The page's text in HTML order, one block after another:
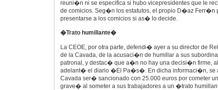
reuni�n ni se especifica si hubo vicepresidentes que le
de comicios. Seg�n los estatutos, el propio D�az Ferr�n
presentarse a los comicios si as� lo decide.
�Trato humillante�
La CEOE, por otra parte, defendi� ayer a su director de
de la Cavada, de la acusaci�n de humillar a sus
patronal, y destac� que a�n no hay una decisi�n firme,
adelant� el diario �El Pa�s�. En dicha informaci�n, se
Cavada ser� sancionado con 25.000 euros por cometer
grave� al someter a sus trabajadores a un �trato